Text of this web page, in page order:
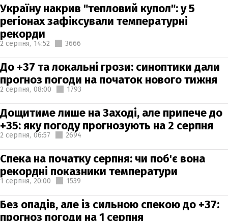
Україну накрив "тепловий купол": у 5
регіонах зафіксували температурні
рекорди
2 серпня, 14:52 3666
До +37 та локальні грози: синоптики дали
прогноз погоди на початок нового тижня
2 серпня, 08:00 1793
Дощитиме лише на Заході, але припече до
+35: яку погоду прогнозують на 2 серпня
2 серпня, 06:57 2694
Спека на початку серпня: чи поб'є вона
рекордні показники температури
1 серпня, 20:00 1539
Без опадів, але із сильною спекою до +37:
прогноз погоди на 1 серпня